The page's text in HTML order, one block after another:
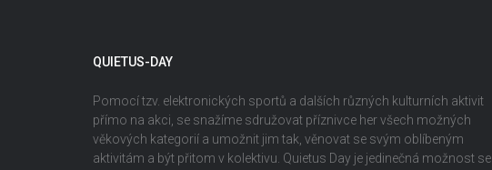
QUIETUS-DAY
Pomocí tzv. elektronických sportů a dalších různých kulturních aktivit
přímo na akci, se snažíme sdružovat příznivce her všech možných
věkových kategorií a umožnit jim tak, věnovat se svým oblíbeným
aktivitám a být přitom v kolektivu. Quietus Day je jedinečná možnost se